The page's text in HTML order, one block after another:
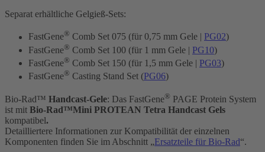
Separat erhältliche Gelgieß-Sets:
FastGene® Comb Set 075 (für 0,75 mm Gele | PG02)
FastGene® Comb Set 100 (für 1 mm Gele | PG10)
FastGene® Comb Set 150 (für 1,5 mm Gele | PG03)
FastGene® Casting Stand Set (PG06)
Bio-Rad™ Handcast-Gele: Das FastGene® PAGE Protein System
ist mit Bio-Rad™Mini PROTEAN Tetra Handcast Gels
kompatibel.
Detailliertere Informationen zur Kompatibilität der einzelnen
Komponenten finden Sie im Abschnitt „Ersatzteile für Bio-Rad“.